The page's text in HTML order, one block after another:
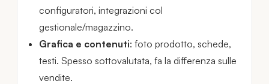
configuratori, integrazioni col
gestionale/magazzino.
Grafica e contenuti: foto prodotto, schede,
testi. Spesso sottovalutata, fa la differenza sulle
vendite.